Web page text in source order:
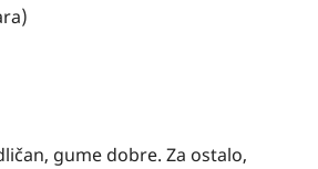
gume dobre. Za ostalo,